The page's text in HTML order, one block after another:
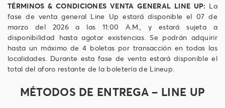
TÉRMINOS & CONDICIONES VENTA GENERAL LINE UP: La
fase de venta general Line Up estará disponible el 07 de
marzo del 2026 a las 11:00 A.M., y estará sujeta a
disponibilidad hasta agotar existencias. Se podrán adquirir
hasta un máximo de 4 boletas por transacción en todas las
localidades. Durante esta fase de venta estará disponible el
total del aforo restante de la boletería de Lineup.
MÉTODOS DE ENTREGA – LINE UP